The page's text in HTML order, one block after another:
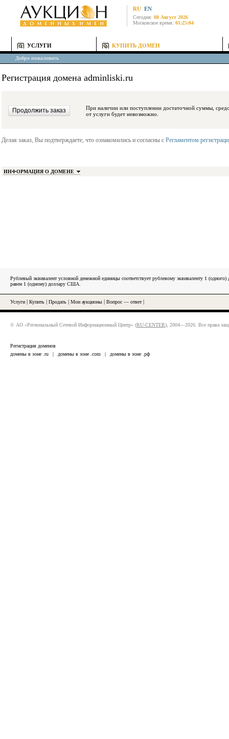
RU EN
Сегодня: 08 Август 2026
Московское время: 01:25:04
УСЛУГИ КУПИТЬ ДОМЕН
Добро пожаловать
Регистрация домена adminliski.ru
При наличии или поступлении достаточной суммы, средства будут
от услуги будет невозможно.
Делая заказ, Вы подтверждаете, что ознакомились и согласны с Регламентом
ИНФОРМАЦИЯ О ДОМЕНЕ
Рублевый эквивалент условной денежной единицы соответствует рублевому эквиваленту 1
равен 1 (одному) доллару США.
Услуги Купить Продать Мои аукционы Вопрос — ответ|
© АО «Региональный Сетевой Информационный Центр» (RU-CENTER), 2004—2026. Все права
Регистрация доменов
домены в зоне .ru
| домены в зоне .com | домены в зоне .рф